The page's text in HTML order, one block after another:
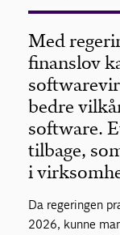
Med
finanslov
bedre
software.
tilbage,
i
Da regeringen
2026, kunne